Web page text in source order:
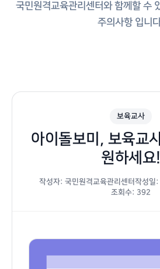
국민원격교육관리센터와 함께할 수
주의사항 입니
보육교사
아이돌보미, 보육교
원하세요!
작성자: 국민원격교육관리센터 작성일
조회수: 392